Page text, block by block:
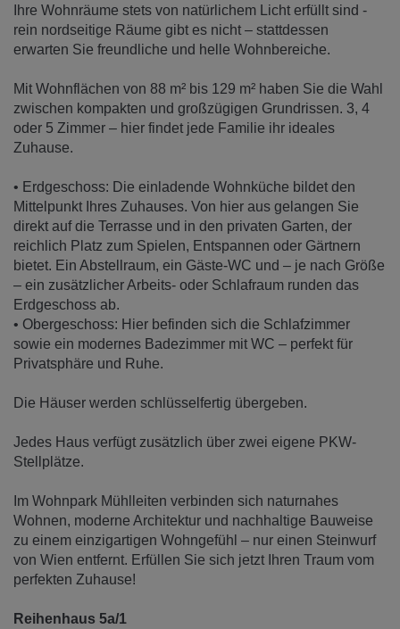
Ihre Wohnräume stets von natürlichem Licht erfüllt sind -
rein nordseitige Räume gibt es nicht – stattdessen
erwarten Sie freundliche und helle Wohnbereiche.
Mit Wohnflächen von 88 m² bis 129 m² haben Sie die Wahl
zwischen kompakten und großzügigen Grundrissen. 3, 4
oder 5 Zimmer – hier findet jede Familie ihr ideales
Zuhause.
• Erdgeschoss: Die einladende Wohnküche bildet den
Mittelpunkt Ihres Zuhauses. Von hier aus gelangen Sie
direkt auf die Terrasse und in den privaten Garten, der
reichlich Platz zum Spielen, Entspannen oder Gärtnern
bietet. Ein Abstellraum, ein Gäste-WC und – je nach Größe
– ein zusätzlicher Arbeits- oder Schlafraum runden das
Erdgeschoss ab.
• Obergeschoss: Hier befinden sich die Schlafzimmer
sowie ein modernes Badezimmer mit WC – perfekt für
Privatsphäre und Ruhe.
Die Häuser werden schlüsselfertig übergeben.
Jedes Haus verfügt zusätzlich über zwei eigene PKW-
Stellplätze.
Im Wohnpark Mühlleiten verbinden sich naturnahes
Wohnen, moderne Architektur und nachhaltige Bauweise
zu einem einzigartigen Wohngefühl – nur einen Steinwurf
von Wien entfernt. Erfüllen Sie sich jetzt Ihren Traum vom
perfekten Zuhause!
Reihenhaus 5a/1